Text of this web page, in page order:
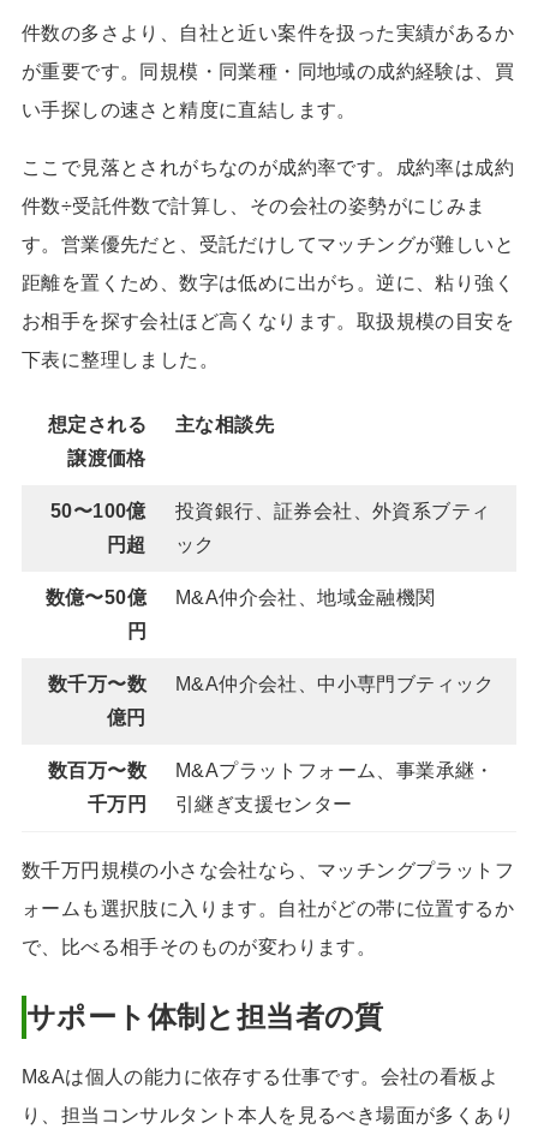
件数の多さより、自社と近い案件を扱った実績があるか
が重要です。同規模・同業種・同地域の成約経験は、買
い手探しの速さと精度に直結します。
ここで見落とされがちなのが成約率です。成約率は成約
件数÷受託件数で計算し、その会社の姿勢がにじみま
す。営業優先だと、受託だけしてマッチングが難しいと
距離を置くため、数字は低めに出がち。逆に、粘り強く
お相手を探す会社ほど高くなります。取扱規模の目安を
下表に整理しました。
想定される
譲渡価格
主な相談先
50〜100億
円超
投資銀行、証券会社、外資系ブティ
ック
数億〜50億
円
M&A仲介会社、地域金融機関
数千万〜数
億円
M&A仲介会社、中小専門ブティック
数百万〜数
千万円
M&Aプラットフォーム、事業承継・
引継ぎ支援センター
数千万円規模の小さな会社なら、マッチングプラットフ
ォームも選択肢に入ります。自社がどの帯に位置するか
で、比べる相手そのものが変わります。
サポート体制と担当者の質
M&Aは個人の能力に依存する仕事です。会社の看板よ
り、担当コンサルタント本人を見るべき場面が多くあり